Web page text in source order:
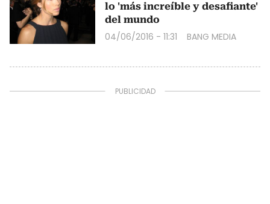
lo 'más increíble y desafiante'
del mundo
04/06/2016 - 11:31 BANG MEDIA